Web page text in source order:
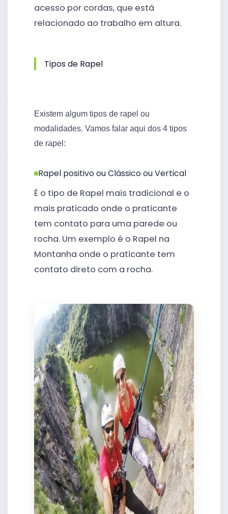
acesso por cordas, que está
relacionado ao trabalho em altura.
Tipos de Rapel
Existem algum tipos de rapel ou
modalidades. Vamos falar aqui dos 4 tipos
de rapel:
Rapel positivo ou Clássico ou Vertical
É o tipo de Rapel mais tradicional e o
mais praticado onde o praticante
tem contato para uma parede ou
rocha. Um exemplo é o Rapel na
Montanha onde o praticante tem
contato direto com a rocha.